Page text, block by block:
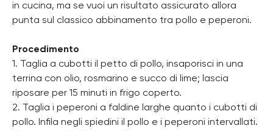
in cucina, ma se vuoi un risultato assicurato allora
punta sul classico abbinamento tra pollo e peperoni.
Procedimento
1. Taglia a cubotti il petto di pollo, insaporisci in una
terrina con olio, rosmarino e succo di lime; lascia
riposare per 15 minuti in frigo coperto.
2. Taglia i peperoni a faldine larghe quanto i cubotti di
pollo. Infila negli spiedini il pollo e i peperoni intervallati.